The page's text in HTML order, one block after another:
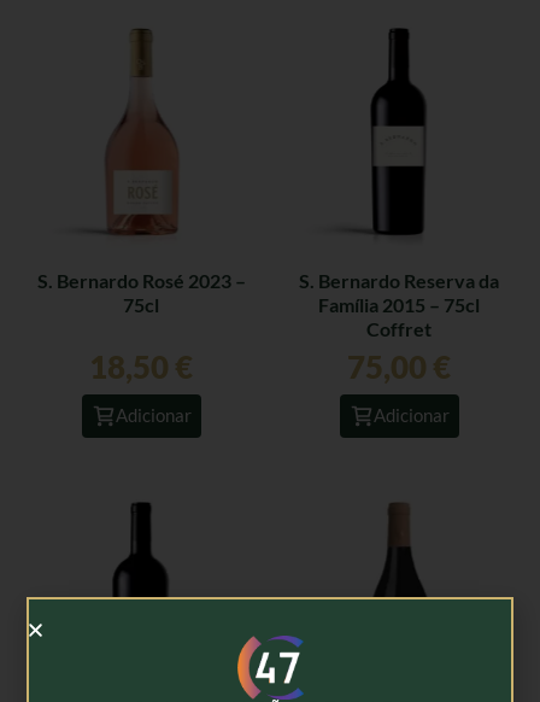
S. Bernardo Rosé 2023 –
75cl
18,50 €
Adicionar
S. Bernardo Reserva da
Família 2015 – 75cl
Coffret
75,00 €
Adicionar